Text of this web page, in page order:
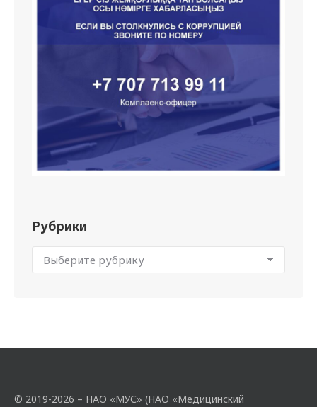
Рубрики
© 2019-2026 – НАО «МУС» (НАО «Медицинский